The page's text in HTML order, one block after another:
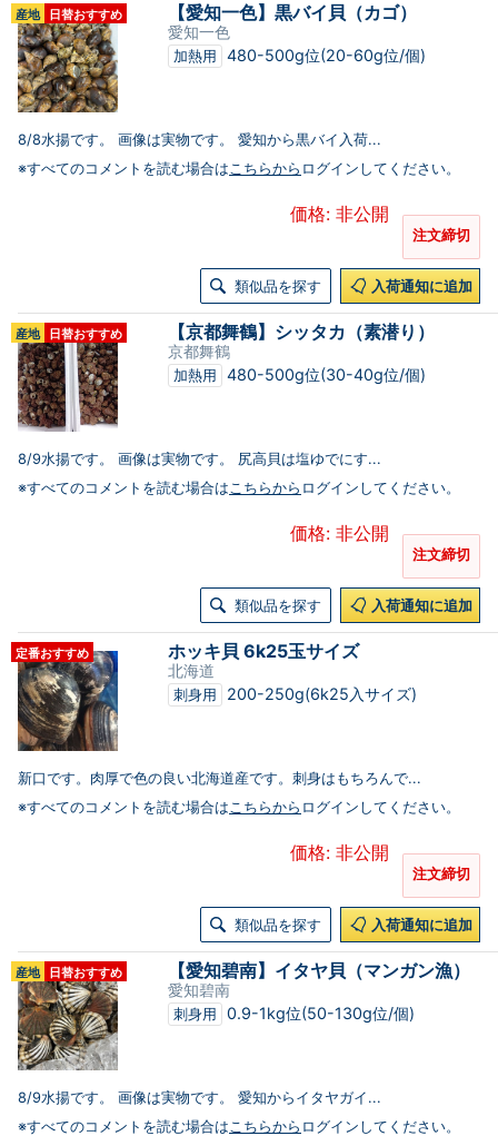
産地 日替おすすめ 【愛知一色】黒バイ貝（カゴ）
愛知一色
加熱用 480-500g位(20-60g位/個)
8/8水揚です。 画像は実物です。 愛知から黒バイ入荷...
※すべてのコメントを読む場合はこちらから ログインしてください。
価格: 非公開
注文締切
類似品を探す 入荷通知に追加
産地 日替おすすめ 【京都舞鶴】シッタカ（素潜り）
京都舞鶴
加熱用 480-500g位(30-40g位/個)
8/9水揚です。 画像は実物です。 尻高貝は塩ゆでにす...
※すべてのコメントを読む場合はこちらから ログインしてください。
価格: 非公開
注文締切
類似品を探す 入荷通知に追加
定番おすすめ ホッキ貝 6k25玉サイズ
北海道
刺身用 200-250g(6k25入サイズ)
新口です。肉厚で色の良い北海道産です。刺身はもちろんで...
※すべてのコメントを読む場合はこちらから ログインしてください。
価格: 非公開
注文締切
類似品を探す 入荷通知に追加
産地 日替おすすめ 【愛知碧南】イタヤ貝（マンガン漁）
愛知碧南
刺身用 0.9-1kg位(50-130g位/個)
8/9水揚です。 画像は実物です。 愛知からイタヤガイ...
※すべてのコメントを読む場合はこちらから ログインしてください。